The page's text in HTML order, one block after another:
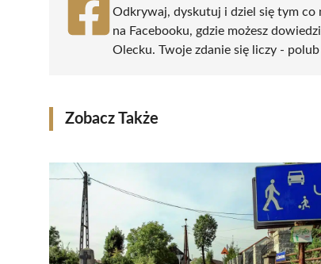
Odkrywaj, dyskutuj i dziel się tym co
na Facebooku, gdzie możesz
Olecku. Twoje zdanie się liczy -
Zobacz Także